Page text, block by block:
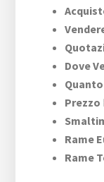
Dove
Prezzo
Rame
Rame